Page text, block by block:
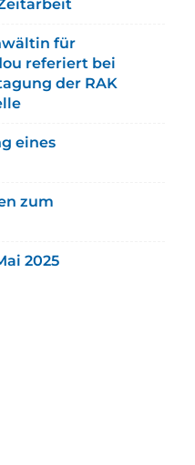
für
referiert bei
der RAK
eines
zum
2025